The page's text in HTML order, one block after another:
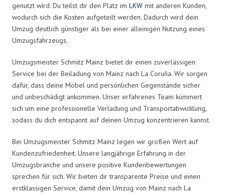
genutzt wird. Du teilst dir den Platz im LKW mit anderen Kunden,
wodurch sich die Kosten aufgeteilt werden. Dadurch wird dein
Umzug deutlich günstiger als bei einer alleinigen Nutzung eines
Umzugsfahrzeugs.
Umzugsmeister Schmitz Mainz bietet dir einen zuverlässigen
Service bei der Beiladung von Mainz nach La Coruña. Wir sorgen
dafür, dass deine Möbel und persönlichen Gegenstände sicher
und unbeschädigt ankommen. Unser erfahrenes Team kümmert
sich um eine professionelle Verladung und Transportabwicklung,
sodass du dich entspannt auf deinen Umzug konzentrieren kannst.
Bei Umzugsmeister Schmitz Mainz legen wir großen Wert auf
Kundenzufriedenheit. Unsere langjährige Erfahrung in der
Umzugsbranche und unsere positive Kundenbewertungen
sprechen für sich. Wir bieten dir transparente Preise und einen
erstklassigen Service, damit dein Umzug von Mainz nach La